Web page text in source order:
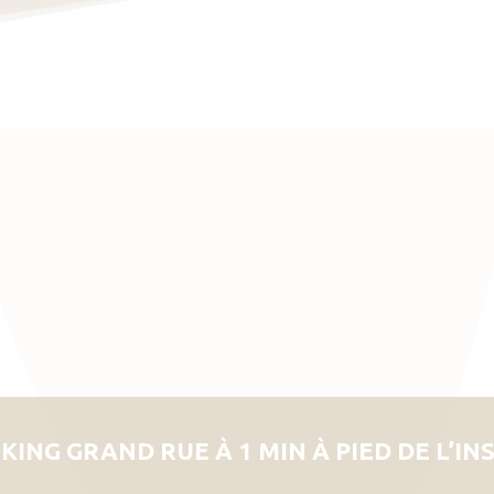
GRAND RUE À 1 MIN À PIED DE